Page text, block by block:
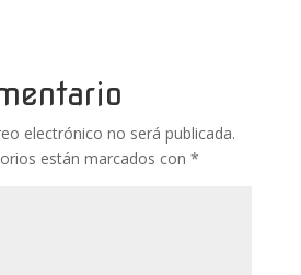
electrónico no será publicada.
están marcados con *